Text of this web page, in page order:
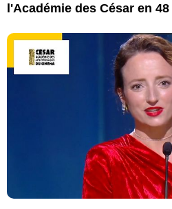
l'Académie des César en 48